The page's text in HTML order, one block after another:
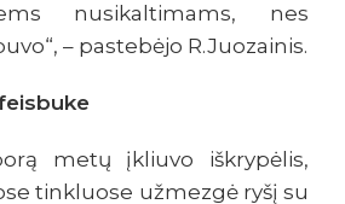
nusikaltimams, nes
– pastebėjo R.Juozainis.
metų įkliuvo iškrypėlis,
tinkluose užmezgė ryšį su